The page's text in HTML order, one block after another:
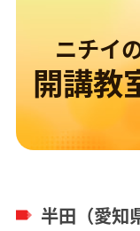
ニチイ
開講教
半田（愛知